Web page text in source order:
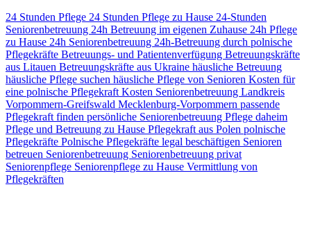
24 Stunden Pflege 24 Stunden Pflege zu Hause 24-Stunden
Seniorenbetreuung 24h Betreuung im eigenen Zuhause 24h Pflege
zu Hause 24h Seniorenbetreuung 24h-Betreuung durch polnische
Pflegekräfte Betreuungs- und Patientenverfügung Betreuungskräfte
aus Litauen Betreuungskräfte aus Ukraine häusliche Betreuung
häusliche Pflege suchen häusliche Pflege von Senioren Kosten für
eine polnische Pflegekraft Kosten Seniorenbetreuung Landkreis
Vorpommern-Greifswald Mecklenburg-Vorpommern passende
Pflegekraft finden persönliche Seniorenbetreuung Pflege daheim
Pflege und Betreuung zu Hause Pflegekraft aus Polen polnische
Pflegekräfte Polnische Pflegekräfte legal beschäftigen Senioren
betreuen Seniorenbetreuung Seniorenbetreuung privat
Seniorenpflege Seniorenpflege zu Hause Vermittlung von
Pflegekräften